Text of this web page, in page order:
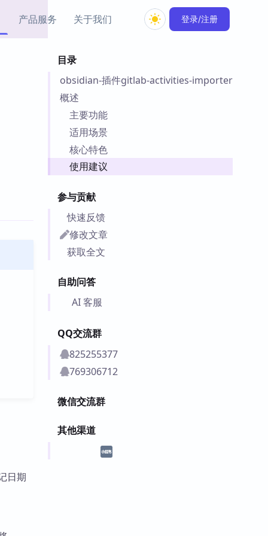
产品服务
Obsidian 教程
关于我们 登录/注册
目录
obsidian-插件gitlab-activities-importer
概述
主要功能
适用场景
核心特色
使用建议
参与贡献
快速反馈
修改文章
获取全文
自助问答
AI 客服
QQ交流群
825255377
769306712
微信交流群
其他渠道
日期